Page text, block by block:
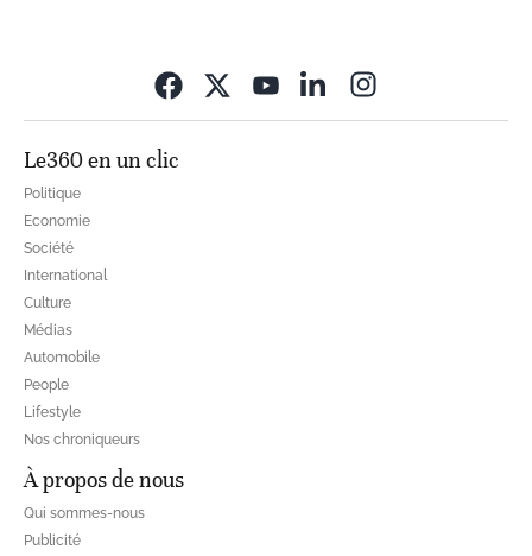
Le360 en un clic
Politique
Economie
Société
International
Culture
Médias
Automobile
People
Lifestyle
Nos chroniqueurs
À propos de nous
Qui sommes-nous
Publicité